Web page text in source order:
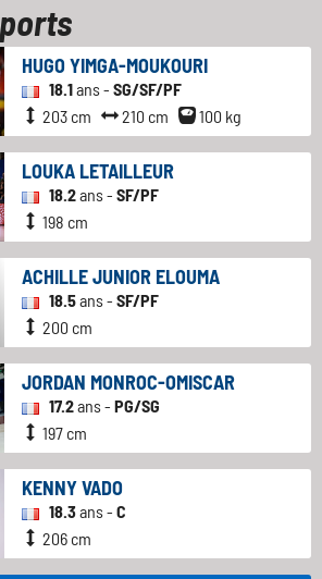
HUGO YIMGA-MOUKOURI
18.1ans - SG/SF/PF
203 cm
210 cm 100 kg
LOUKA LETAILLEUR
18.2ans - SF/PF
198 cm
ACHILLE JUNIOR ELOUMA
18.5ans - SF/PF
200 cm
JORDAN MONROC-OMISCAR
17.2ans - PG/SG
197 cm
KENNY VADO
18.3ans - C
206 cm